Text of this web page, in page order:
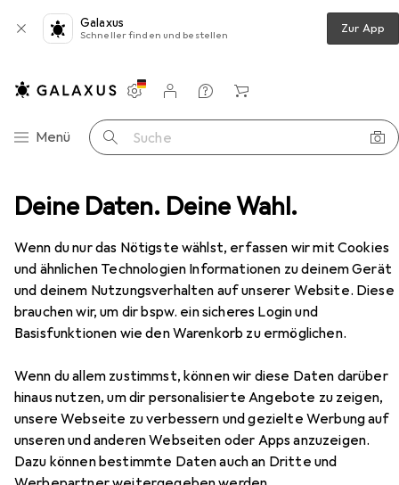
Deine Daten. Deine Wahl.
Wenn du nur das Nötigste wählst, erfassen wir mit Cookies
und ähnlichen Technologien Informationen zu deinem Gerät
und deinem Nutzungsverhalten auf unserer Website. Diese
brauchen wir, um dir bspw. ein sicheres Login und
Basisfunktionen wie den Warenkorb zu ermöglichen.
Wenn du allem zustimmst, können wir diese Daten darüber
hinaus nutzen, um dir personalisierte Angebote zu zeigen,
unsere Webseite zu verbessern und gezielte Werbung auf
unseren und anderen Webseiten oder Apps anzuzeigen.
Dazu können bestimmte Daten auch an Dritte und
Galaxus
Schneller finden und bestellen Zur App
Navigation nach Kategorien
Menü Suche
Einstellungen
Kundenkonto
Vergleichslisten
Merklisten
Warenkorb
Möbel Wohnzimmer TV Möbel Beliani Forres
Beliani Forres
140 x 40 x 60 cm
Hier findest du passendes Zubehör zum Produkt Beliani
Forres aus der Kategorie Möbelgleiter + Schutzpuffer.
Relevanz